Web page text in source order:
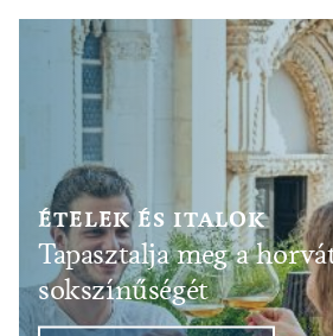
ÉTELEK ÉS ITALOK
Tapasztalja meg a
sokszínűségét